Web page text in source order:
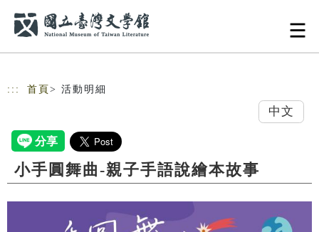
::: 首頁 > 活動明細
中文
小手圓舞曲-親子手語說繪本故事